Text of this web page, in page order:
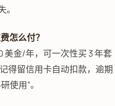
怎么付？
美金/年，可一次性买 3 年套
得留信用卡自动扣款，逾
使用”。